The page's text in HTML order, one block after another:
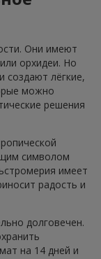
Они имеют
орхидеи. Но
создают лёгкие,
можно
решения
символом
имеет
радость и
долговечен.
на 14 дней и